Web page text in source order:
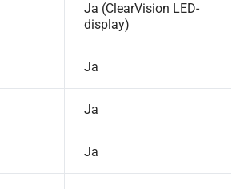
Ja (ClearVision LED-
display)
Ja
Ja
Ja